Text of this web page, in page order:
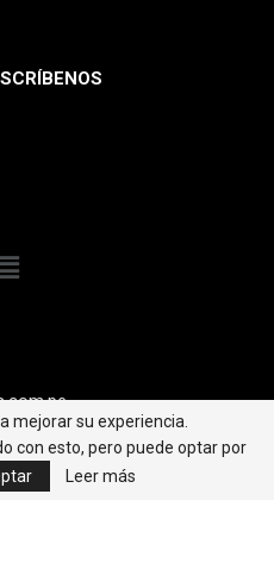
mejorar su experiencia.
con esto, pero puede optar por
Leer más